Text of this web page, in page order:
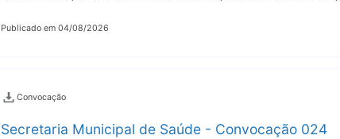
Publicado em 04/08/2026
Convocação
Secretaria Municipal de Saúde - Convocação 024